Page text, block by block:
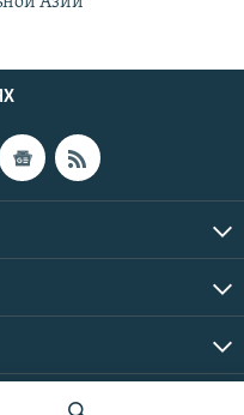
Inc. | Все права защищены.